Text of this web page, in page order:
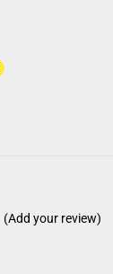
(Add your review)